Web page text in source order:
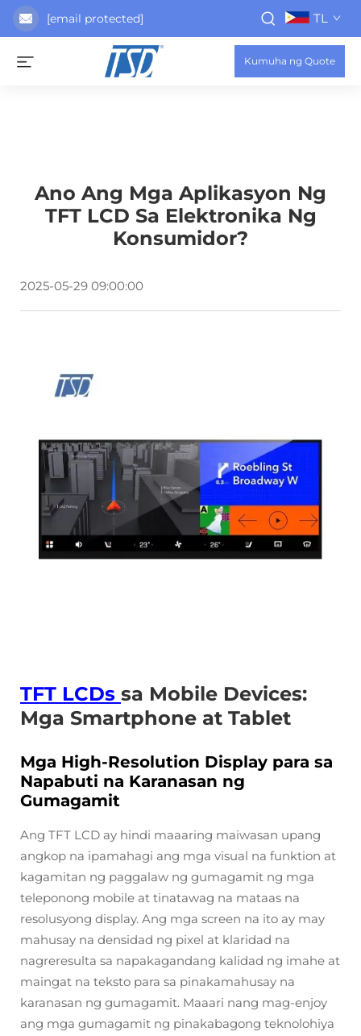
[email protected] TL
Kumuha ng Quote
Ano Ang Mga Aplikasyon Ng
TFT LCD Sa Elektronika Ng
Konsumidor?
2025-05-29 09:00:00
TFT LCDs sa Mobile Devices:
Mga Smartphone at Tablet
Mga High-Resolution Display para sa
Napabuti na Karanasan ng
Gumagamit
Ang TFT LCD ay hindi maaaring maiwasan upang
angkop na ipamahagi ang mga visual na funktion at
kagamitan ng paggalaw ng gumagamit ng mga
teleponong mobile at tinatawag na mataas na
resolusyong display. Ang mga screen na ito ay may
mahusay na densidad ng pixel at klaridad na
nagreresulta sa napakagandang kalidad ng imahe at
maingat na teksto para sa pinakamahusay na
karanasan ng gumagamit. Maaari nang mag-enjoy
ang mga gumagamit ng pinakabagong teknolohiya